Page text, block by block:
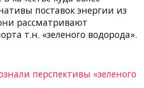
поставок энергии из
рассматривают
т.н. «зеленого водорода».
перспективы «зеленого